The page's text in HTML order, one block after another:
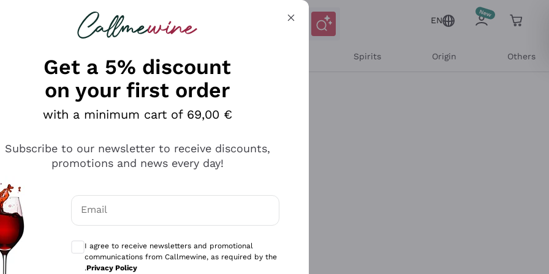
looking for
EN
Spirits Origin Others
Get a 5% discount
on your first order
with a minimum cart of 69,00 €
Subscribe to our newsletter to receive discounts,
promotions and news every day!
Email
I agree to receive newsletters and promotional
communications from Callmewine, as required by the
.Privacy Policy